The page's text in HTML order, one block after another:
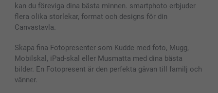
Presentkort
Alla fotoprodukter
kan du föreviga dina bästa minnen. smartphoto erbjuder
flera olika storlekar, format och designs för din
Canvastavla.
Skapa fina Fotopresenter som Kudde med foto, Mugg,
Mobilskal, iPad-skal eller Musmatta med dina bästa
bilder. En Fotopresent är den perfekta gåvan till familj och
vänner.